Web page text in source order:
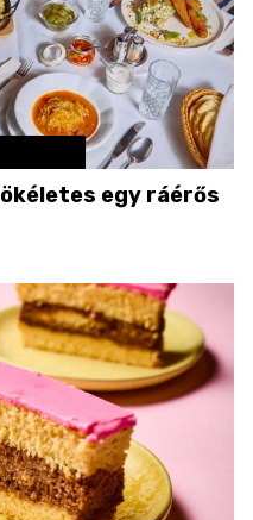
egy ráérős